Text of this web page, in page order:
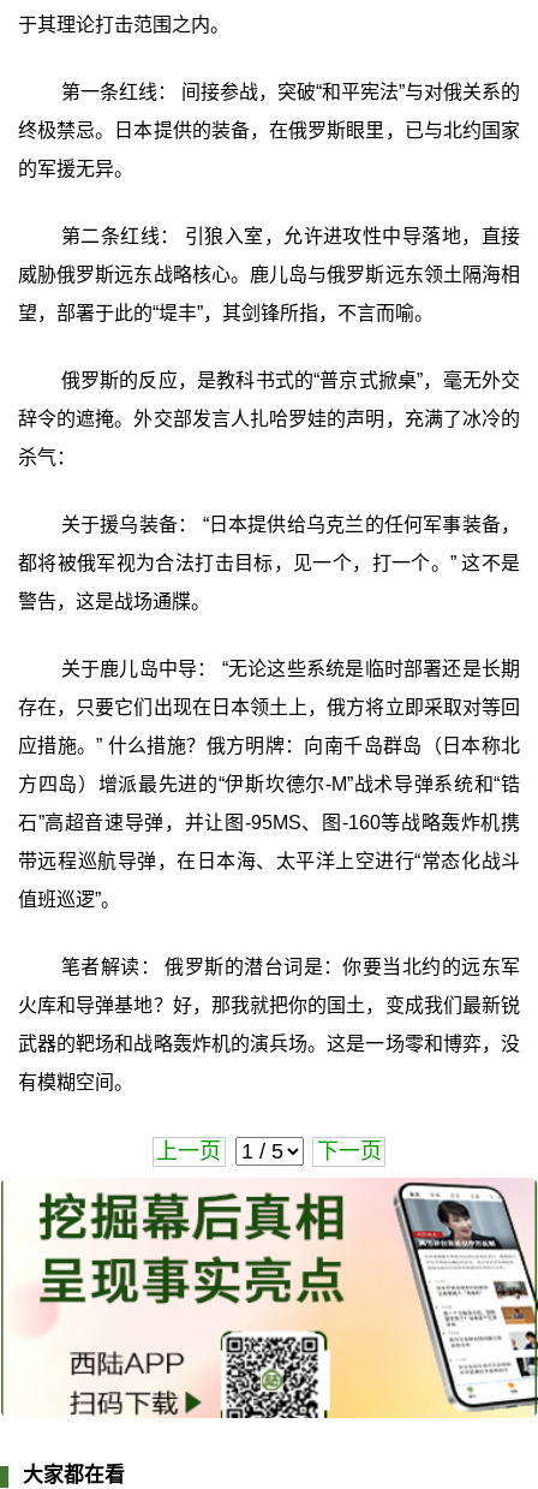
于其理论打击范围之内。
第一条红线： 间接参战，突破“和平宪法”与对俄关系的
终极禁忌。日本提供的装备，在俄罗斯眼里，已与北约国家
的军援无异。
第二条红线： 引狼入室，允许进攻性中导落地，直接
威胁俄罗斯远东战略核心。鹿儿岛与俄罗斯远东领土隔海相
望，部署于此的“堤丰”，其剑锋所指，不言而喻。
俄罗斯的反应，是教科书式的“普京式掀桌”，毫无外交
辞令的遮掩。外交部发言人扎哈罗娃的声明，充满了冰冷的
杀气：
关于援乌装备： “日本提供给乌克兰的任何军事装备，
都将被俄军视为合法打击目标，见一个，打一个。” 这不是
警告，这是战场通牒。
关于鹿儿岛中导： “无论这些系统是临时部署还是长期
存在，只要它们出现在日本领土上，俄方将立即采取对等回
应措施。” 什么措施？俄方明牌：向南千岛群岛（日本称北
方四岛）增派最先进的“伊斯坎德尔-M”战术导弹系统和“锆
石”高超音速导弹，并让图-95MS、图-160等战略轰炸机携
带远程巡航导弹，在日本海、太平洋上空进行“常态化战斗
值班巡逻”。
笔者解读： 俄罗斯的潜台词是：你要当北约的远东军
火库和导弹基地？好，那我就把你的国土，变成我们最新锐
武器的靶场和战略轰炸机的演兵场。这是一场零和博弈，没
有模糊空间。
上一页 下一页
大家都在看